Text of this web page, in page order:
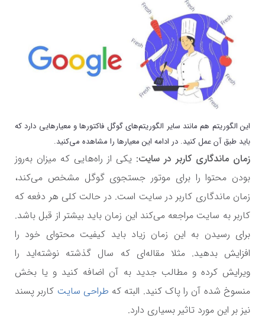
این الگوریتم هم مانند سایر الگوریتم‌های گوگل فاکتورها و معیارهایی دارد که
باید طبق آن عمل کنید. در ادامه این معیارها را مشاهده می‌کنید.
زمان ماندگاری کاربر در سایت: یکی از راه‌هایی که میزان به‌روز
بودن محتوا را برای موتور جستجوی گوگل مشخص می‌کند،
زمان ماندگاری کاربر در سایت است. در حالت کلی هر دفعه که
کاربر به سایت مراجعه می‌کند این زمان باید بیشتر از قبل باشد.
برای رسیدن به این زمان زیاد باید کیفیت محتوای خود را
افزایش بدهید. مثلا مقاله‌ای که سال گذشته نوشته‌اید را
ویرایش کرده و مطالب جدید به آن اضافه کنید و یا بخش
منسوخ شده آن را پاک کنید. البته که طراحی سایت کاربر پسند
نیز بر این مورد تاثیر بسیاری دارد.